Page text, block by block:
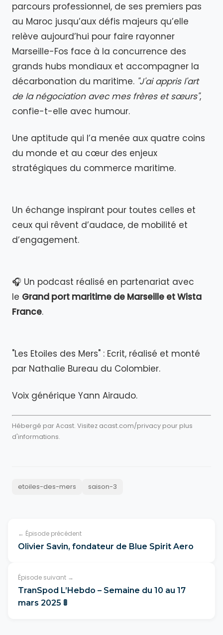
parcours professionnel, de ses premiers pas
au Maroc jusqu’aux défis majeurs qu’elle
relève aujourd’hui pour faire rayonner
Marseille-Fos face à la concurrence des
grands hubs mondiaux et accompagner la
décarbonation du maritime. "J'ai appris l'art
de la négociation avec mes frères et sœurs",
confie-t-elle avec humour.
Une aptitude qui l’a menée aux quatre coins
du monde et au cœur des enjeux
stratégiques du commerce maritime.
Un échange inspirant pour toutes celles et
ceux qui rêvent d’audace, de mobilité et
d’engagement.
🎧 Un podcast réalisé en partenariat avec
le Grand port maritime de Marseille et Wista
France.
"Les Etoiles des Mers" : Ecrit, réalisé et monté
par Nathalie Bureau du Colombier.
Voix générique Yann Airaudo.
Hébergé par Acast. Visitez acast.com/privacy pour plus
d'informations.
etoiles-des-mers saison-3
← Épisode précédent
Olivier Savin, fondateur de Blue Spirit Aero
Épisode suivant →
TranSpod L’Hebdo – Semaine du 10 au 17
mars 2025 🚦